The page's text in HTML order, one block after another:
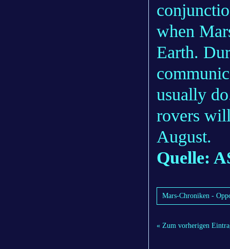
when
Earth.
usually
rovers
August.
Quelle:
Mars-Chroniken -
« Zum vorherigen